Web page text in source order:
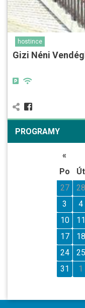
hostince
Gizi Néni
PROGRAMY
«
Po
Út
27
28
3
4
10
11
17
18
24
25
31
1